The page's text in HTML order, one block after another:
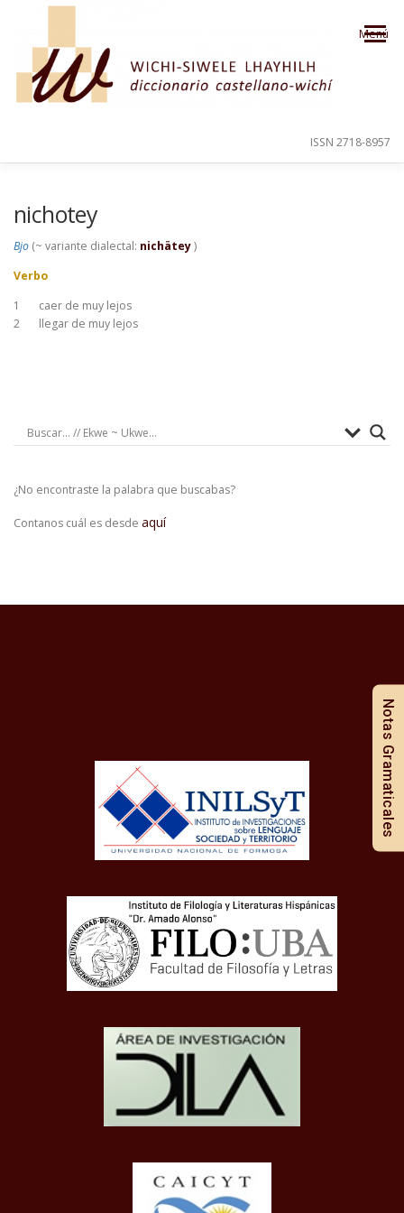
Saltar al contenido
Menú
ISSN 2718-8957
nichotey
Bjo (~ variante dialectal: nichätey)
Verbo
1
caer de muy lejos
2
llegar de muy lejos
¿No encontraste la palabra que buscabas?
Contanos cuál es desde aquí
Notas Gramaticales